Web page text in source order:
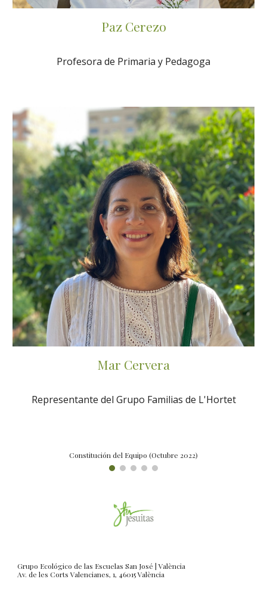
Paz Cerezo
Profesora de Primaria y Pedagoga
Mar Cervera
Representante del Grupo Familias de L'Hortet
Constitución del Equipo (Octubre 2022)
Grupo Ecológico de las Escuelas San José | València
Av. de les Corts Valencianes, 1, 46015 València